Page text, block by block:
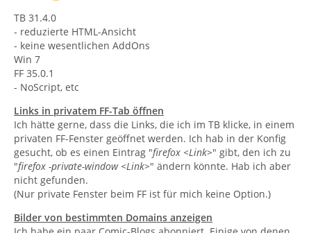
TB 31.4.0
- reduzierte HTML-Ansicht
- keine wesentlichen AddOns
Win 7
FF 35.0.1
- NoScript, etc
Links in privatem FF-Tab öffnen
Ich hätte gerne, dass die Links, die ich im TB klicke, in einem
privaten FF-Fenster geöffnet werden. Ich hab in der Konfig
gesucht, ob es einen Eintrag "firefox <Link>" gibt, den ich zu
"firefox -private-window <Link>" ändern könnte. Hab ich aber
nicht gefunden.
(Nur private Fenster beim FF ist für mich keine Option.)
Bilder von bestimmten Domains anzeigen